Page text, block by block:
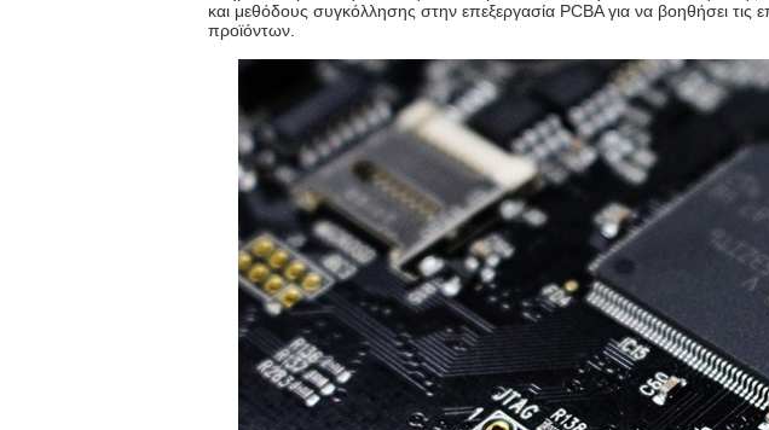
και μεθόδους συγκόλλησης στην επεξεργασία PCBA για να βοηθήσει
προϊόντων.